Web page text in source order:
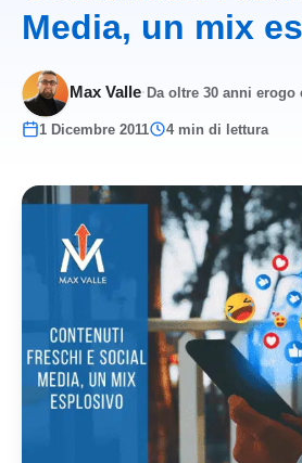
Media, un mix
Max Valle· Da oltre 30 anni erogo
1 Dicembre 2011 4 min di lettura